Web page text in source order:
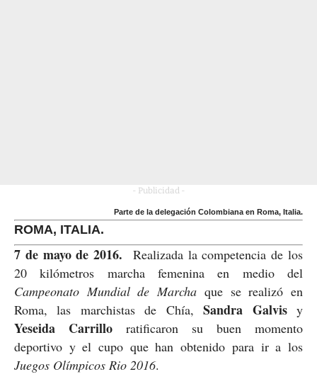
- Publicidad -
Parte de la delegación Colombiana en Roma, Italia.
ROMA, ITALIA.
7 de mayo de 2016. Realizada la competencia de los
20 kilómetros marcha femenina en medio del
Campeonato Mundial de Marcha que se realizó en
Roma, las marchistas de Chía,Sandra Galvisy
Yeseida Carrillo ratificaron su buen momento
deportivo y el cupo que han obtenido para ir a los
Juegos Olímpicos Rio 2016.